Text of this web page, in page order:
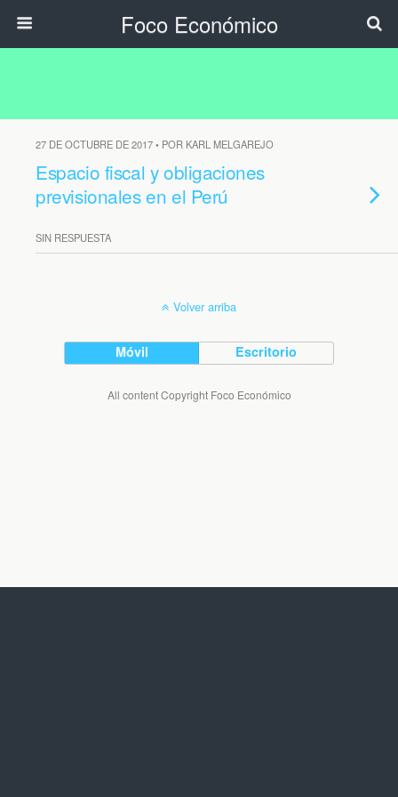
Foco Económico
27 DE OCTUBRE DE 2017 • POR KARL MELGAREJO
Espacio fiscal y obligaciones
previsionales en el Perú
SIN RESPUESTA
Volver arriba
Móvil Escritorio
All content Copyright Foco Económico